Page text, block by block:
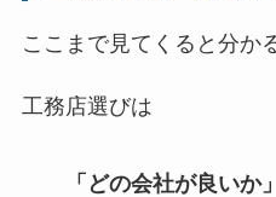
ここまで見てくると分か
工務店選びは
「どの会社が良いか